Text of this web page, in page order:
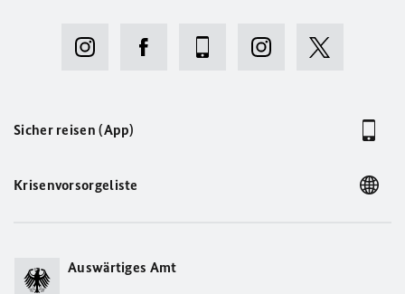
Sicher reisen (App)
Krisenvorsorgeliste
Auswärtiges Amt